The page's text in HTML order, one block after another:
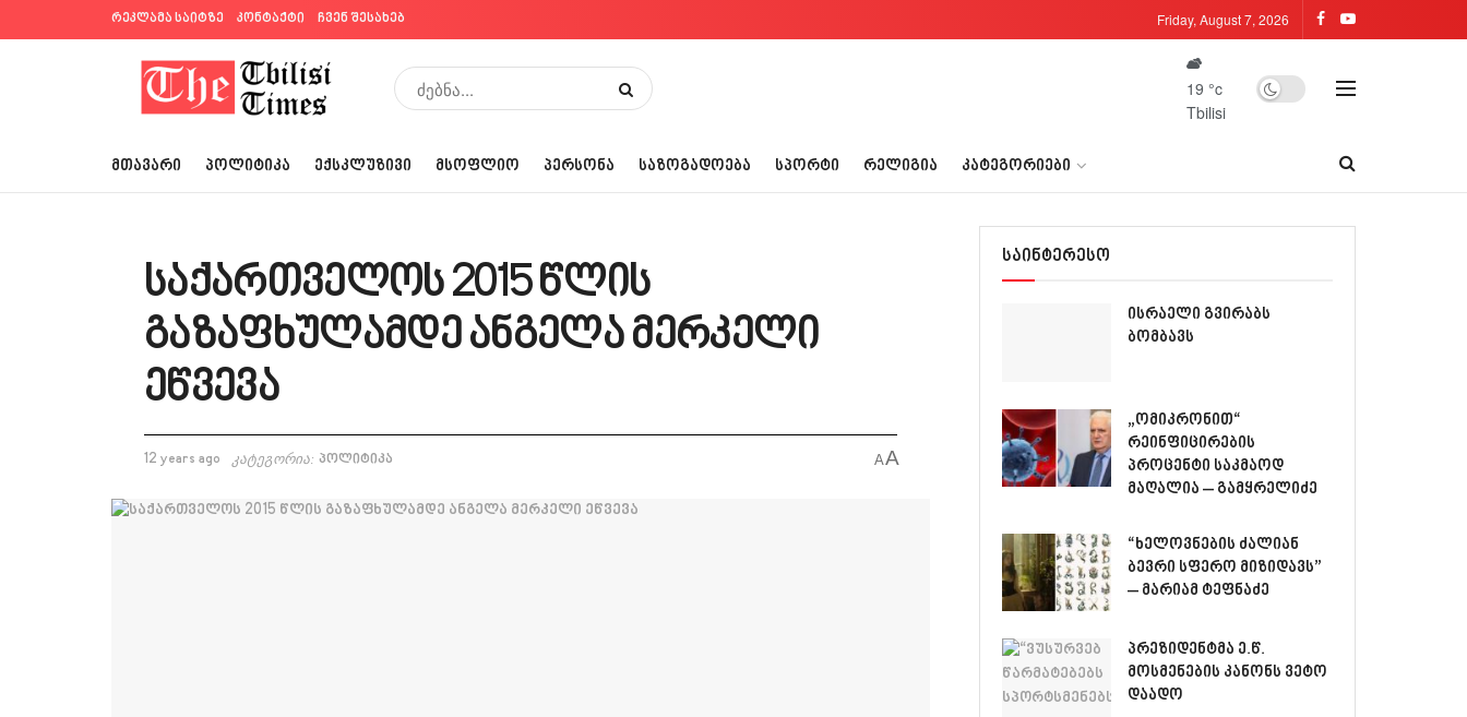
რეკლამა საიტზე კონტაქტი ჩვენ შესახებ Friday, August 7, 2026
19 °c
Tbilisi
ᲛᲗᲐᲕᲐᲠᲘ ᲞᲝᲚᲘᲢᲘᲙᲐ ᲔᲥᲡᲙᲚᲣᲖᲘᲕᲘ ᲛᲡᲝᲤᲚᲘᲝ ᲞᲔᲠᲡᲝᲜᲐ ᲡᲐᲖᲝᲒᲐᲓᲝᲔᲑᲐ ᲡᲞᲝᲠᲢᲘ ᲠᲔᲚᲘᲒᲘᲐ ᲙᲐᲢᲔᲒᲝᲠᲘᲔᲑᲘ
საქართველოს 2015 წლის
გაზაფხულამდე ანგელა მერკელი
ეწვევა
12 years ago კატეგორია: პოლიტიკა AA
საინტერესო
ისრაელი გვირაბს
ბომბავს
„ომიკრონით“
რეინფიცირების
პროცენტი საკმაოდ
მაღალია – გამყრელიძე
“ხელოვნების ძალიან
ბევრი სფერო მიზიდავს”
– მარიამ ტეფნაძე
პრეზიდენტმა ე.წ.
მოსმენების კანონს ვეტო
დაადო